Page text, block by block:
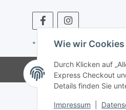
Wie wir
Durch Klicken auf
Express Checkout
Details finden Sie
Impressum
* Alle Preise inkl. gesetzlicher